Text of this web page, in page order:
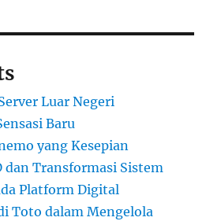
Luar Negeri
Baru
yang Kesepian
dan Transformasi Sistem
Platform Digital
Toto dalam Mengelola